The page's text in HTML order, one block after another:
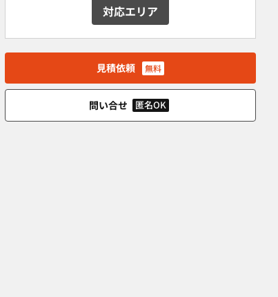
対応エリア
見積依頼 無料
問い合せ 匿名OK